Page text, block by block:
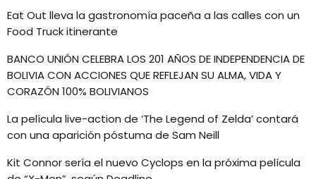
Eat Out lleva la gastronomía paceña a las calles con un
Food Truck itinerante
BANCO UNIÓN CELEBRA LOS 201 AÑOS DE INDEPENDENCIA DE
BOLIVIA CON ACCIONES QUE REFLEJAN SU ALMA, VIDA Y
CORAZÓN 100% BOLIVIANOS
La película live-action de ‘The Legend of Zelda’ contará
con una aparición póstuma de Sam Neill
Kit Connor sería el nuevo Cyclops en la próxima película